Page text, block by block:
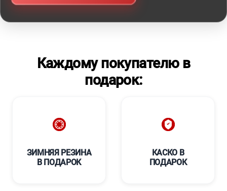
Каждому покупателю в
подарок:
ЗИМНЯЯ РЕЗИНА
В ПОДАРОК
КАСКО В
ПОДАРОК